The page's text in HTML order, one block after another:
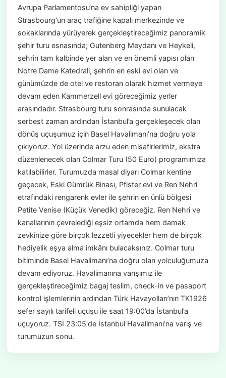
Avrupa Parlamentosu‘na ev sahipliği yapan
Strasbourg‘un araç trafiğine kapalı merkezinde ve
sokaklarında yürüyerek gerçekleştireceğimiz panoramik
şehir turu esnasında; Gutenberg Meydanı ve Heykeli,
şehrin tam kalbinde yer alan ve en önemli yapısı olan
Notre Dame Katedrali, şehrin en eski evi olan ve
günümüzde de otel ve restoran olarak hizmet vermeye
devam eden Kammerzell evi göreceğimiz yerler
arasındadır. Strasbourg turu sonrasında sunulacak
serbest zaman ardından İstanbul’a gerçekleşecek olan
dönüş uçuşumuz için Basel Havalimanı’na doğru yola
çıkıyoruz. Yol üzerinde arzu eden misafirlerimiz, ekstra
düzenlenecek olan Colmar Turu (50 Euro) programımıza
katılabilirler. Turumuzda masal diyarı Colmar kentine
geçecek, Eski Gümrük Binası, Pfister evi ve Ren Nehri
etrafındaki rengarenk evler ile şehrin en ünlü bölgesi
Petite Venise (Küçük Venedik) göreceğiz. Ren Nehri ve
kanallarının çevrelediği eşsiz ortamda hem damak
zevkinize göre birçok lezzetli yiyecekler hem de birçok
hediyelik eşya alma imkânı bulacaksınız. Colmar turu
bitiminde Basel Havalimanı’na doğru olan yolculuğumuza
devam ediyoruz. Havalimanına varışımız ile
gerçekleştireceğimiz bagaj teslim, check-in ve pasaport
kontrol işlemlerinin ardından Türk Havayolları’nın TK1926
sefer sayılı tarifeli uçuşu ile saat 19:00’da İstanbul’a
uçuyoruz. TSİ 23:05'de İstanbul Havalimanı’na varış ve
turumuzun sonu.